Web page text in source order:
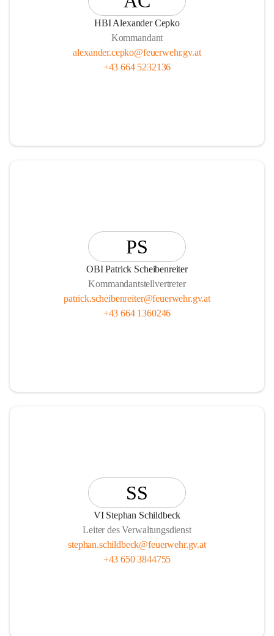
HBI Alexander Cepko
Kommandant
alexander.cepko@feuerwehr.gv.at
+43 664 5232136
PS
OBI Patrick Scheibenreiter
Kommandantstellvertreter
patrick.scheibenreiter@feuerwehr.gv.at
+43 664 1360246
SS
VI Stephan Schildbeck
Leiter des Verwaltungsdienst
stephan.schildbeck@feuerwehr.gv.at
+43 650 3844755